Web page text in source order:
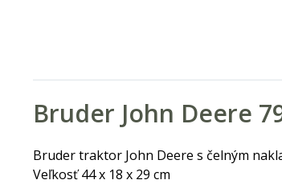
Bruder John Deere
Bruder traktor John Deere s čelným
Veľkosť 44 x 18 x 29 cm